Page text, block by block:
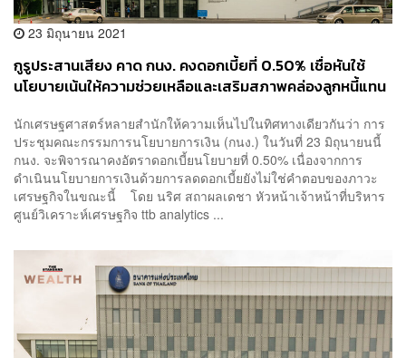
23 มิถุนายน 2021
กูรูประสานเสียง คาด กนง. คงดอกเบี้ยที่ 0.50% เชื่อหันใช้
นโยบายเน้นให้ความช่วยเหลือและเสริมสภาพคล่องลูกหนี้แทน
นักเศรษฐศาสตร์หลายสำนักให้ความเห็นไปในทิศทางเดียวกันว่า การ
ประชุมคณะกรรมการนโยบายการเงิน (กนง.) ในวันที่ 23 มิถุนายนนี้
กนง. จะพิจารณาคงอัตราดอกเบี้ยนโยบายที่ 0.50% เนื่องจากการ
ดำเนินนโยบายการเงินด้วยการลดดอกเบี้ยยังไม่ใช่คำตอบของภาวะ
เศรษฐกิจในขณะนี้ โดย นริศ สถาผลเดชา หัวหน้าเจ้าหน้าที่บริหาร
ศูนย์วิเคราะห์เศรษฐกิจ ttb analytics ...